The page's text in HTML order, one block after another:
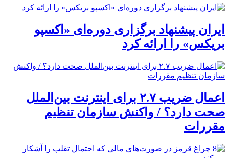
ایران پیشنهاد برگزاری دوره‌ای «اکسپو
بریکس» را ارائه کرد
اعمال ضریب ۲.۷ برای اینترنت بین‌الملل
صحت دارد؟ / واکنش سازمان تنظیم
مقررات